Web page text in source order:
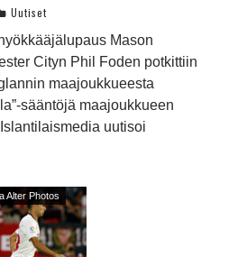
Uutiset
Mason
Cityn Phil Foden potkittiin
maajoukkueesta
sääntöjä maajoukkueen
uutisoi
Alter Photos